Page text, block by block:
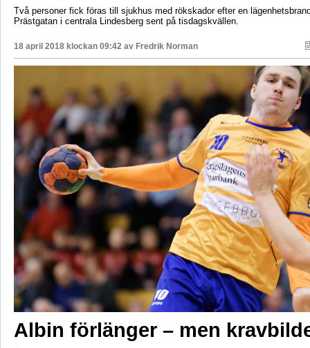
Två personer fick föras till sjukhus med rökskador efter en
Prästgatan i centrala Lindesberg sent på tisdagskvällen.
18 april 2018 klockan 09:42 av Fredrik Norman
Albin förlänger – men